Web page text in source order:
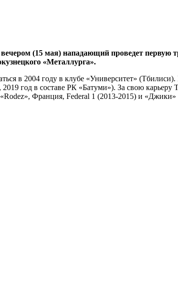
(15 мая) нападающий проведет первую
«Металлурга».
в 2004 году в клубе «Университет»
год в составе РК «Батуми»). За свою карьеру
Франция, Federal 1 (2013-2015) и «Джики»